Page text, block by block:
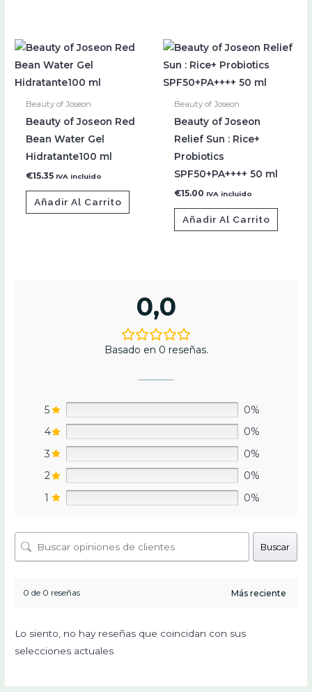
Beauty of Joseon
Beauty of Joseon Red
Bean Water Gel
Hidratante100 ml
€15.35 IVA incluido
Añadir Al Carrito
Beauty of Joseon
Beauty of Joseon
Relief Sun : Rice+
Probiotics
SPF50+PA++++ 50 ml
€15.00 IVA incluido
Añadir Al Carrito
0,0
Basado en 0 reseñas.
5
0%
4
0%
3
0%
2
0%
1
0%
Buscar
0 de 0 reseñas
Lo siento, no hay reseñas que coincidan con sus
selecciones actuales